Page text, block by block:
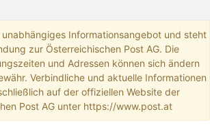
unabhängiges Informationsangebot und steht
zur Österreichischen Post AG. Die
und Adressen können sich ändern
Verbindliche und aktuelle Informationen
auf der offiziellen Website der
Post AG unter https://www.post.at